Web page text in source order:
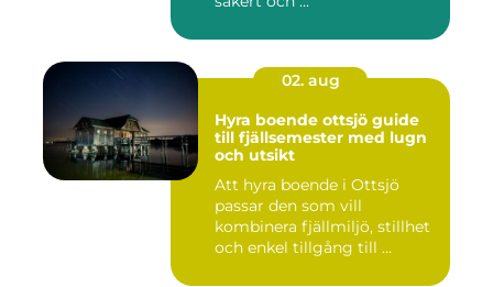
02. aug
Hyra boende ottsjö guide
till fjällsemester med lugn
och utsikt
Att hyra boende i Ottsjö
passar den som vill
kombinera fjällmiljö, stillhet
och enkel tillgång till ...